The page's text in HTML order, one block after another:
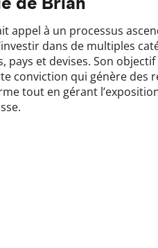
appel à un processus
dans de multiples
pays et devises. Son
conviction qui génère des
tout en gérant